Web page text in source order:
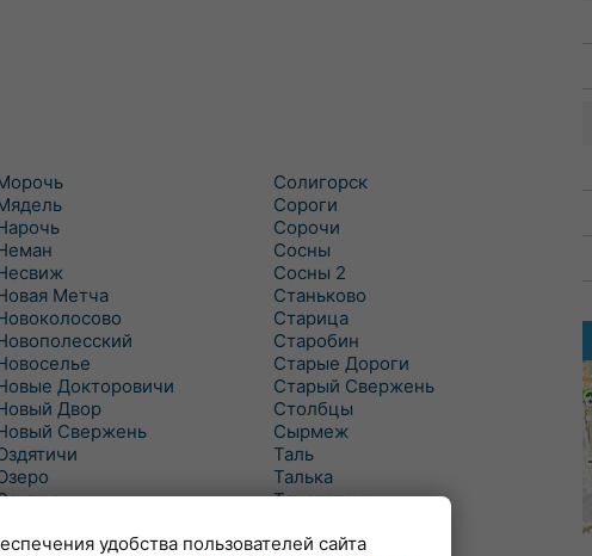
Метча
Докторовичи
Двор
Свержень
Солигорск
Сороги
Сорочи
Сосны
Сосны 2
Станьково
Старица
Старобин
Старые Дороги
Старый Свержень
Столбцы
Сырмеж
Таль
Талька
Танежицы
Турец-Бояры
удобства пользователей сайта